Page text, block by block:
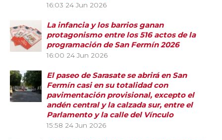
16:03 24 Jun 2026
La infancia y los barrios ganan
protagonismo entre los 516 actos de la
programación de San Fermín 2026
16:00 24 Jun 2026
El paseo de Sarasate se abrirá en San
Fermín casi en su totalidad con
pavimentación provisional, excepto el
andén central y la calzada sur, entre el
Parlamento y la calle del Vínculo
15:58 24 Jun 2026